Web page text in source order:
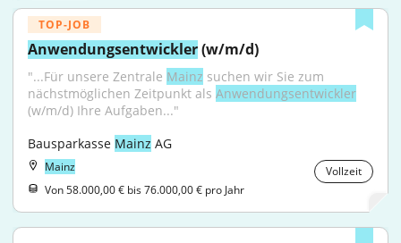
TOP-JOB
Anwendungsentwickler (w/m/d)
"...Für unsere Zentrale Mainz suchen wir Sie zum
nächstmöglichen Zeitpunkt als Anwendungsentwickler
(w/m/d) Ihre Aufgaben..."
Bausparkasse Mainz AG
Mainz
Vollzeit
Von 58.000,00 € bis 76.000,00 € pro Jahr